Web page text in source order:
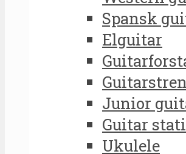
Spansk
Elguitar
Junior
Guitar
Ukulele